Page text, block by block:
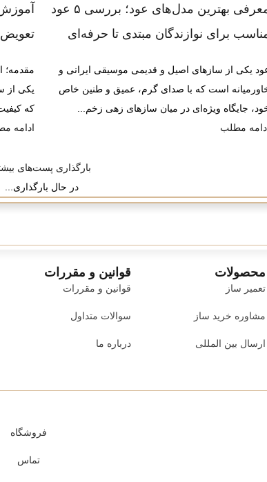
معرفی بهترین مدل‌های عود؛ بررسی ۵ عود
برای نوازندگان مبتدی تا حرفه‌ای
یکی از سازهای اصیل و قدیمی موسیقی ایرانی و
است که با صدای گرم، عمیق و طنین خاص
جایگاه ویژه‌ای در میان سازهای زهی زخم...
مطلب
مقدمه؛
یکی از
که
ادامه
بارگذاری پست‌های
در حال بارگذاری...
محصولات
تعمیر ساز
مشاوره خرید ساز
ارسال بین المللی
قوانین و مقررات
قوانین و مقررات
سوالات متداول
درباره ما
فروشگاه
تماس